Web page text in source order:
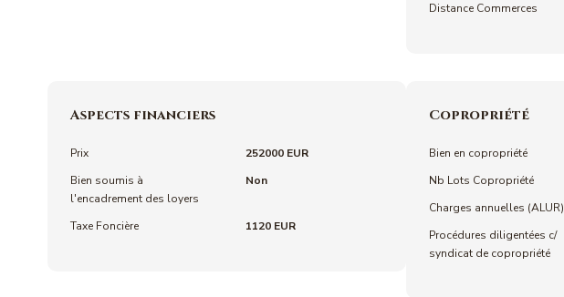
Distance Commerces
Aspects financiers
Prix
252000 EUR
Bien soumis à
l'encadrement des loyers
Non
Taxe Foncière 1120 EUR
Copropriété
Bien en copropriété
Nb Lots Copropriété
Charges annuelles (ALUR)
Procédures diligentées c/
syndicat de copropriété